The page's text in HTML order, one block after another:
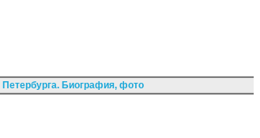
Биография, фото